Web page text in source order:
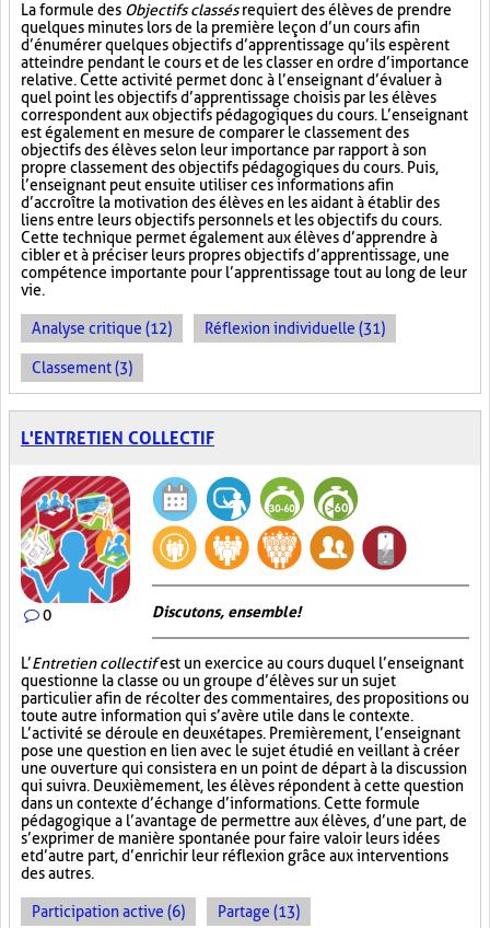
La formule des Objectifs classésrequiert des élèves de prendre
quelques minutes lors de la première leçon d’un cours afin
d’énumérer quelques objectifs d’apprentissage qu’ils espèrent
atteindre pendant le cours et de les classer en ordre d’importance
relative. Cette activité permet donc à l’enseignant d’évaluer à
quel point les objectifs d’apprentissage choisis par les élèves
correspondent aux objectifs pédagogiques du cours. L’enseignant
est également en mesure de comparer le classement des
objectifs des élèves selon leur importance par rapport à son
propre classement des objectifs pédagogiques du cours. Puis,
l’enseignant peut ensuite utiliser ces informations afin
d’accroître la motivation des élèves en les aidant à établir des
liens entre leurs objectifs personnels et les objectifs du cours.
Cette technique permet également aux élèves d’apprendre à
cibler et à préciser leurs propres objectifs d’apprentissage, une
compétence importante pour l’apprentissage tout au long de leur
vie.
Analyse critique (12) Réflexion individuelle (31)
Classement (3)
L'ENTRETIEN COLLECTIF
0 Discutons, ensemble!
L’Entretien collectifest un exercice au cours duquel l’enseignant
questionne la classe ou un groupe d’élèves sur un sujet
particulier afin de récolter des commentaires, des propositions ou
toute autre information qui s’avère utile dans le contexte.
L’activité se déroule en deux étapes. Premièrement, l’enseignant
pose une question en lien avec le sujet étudié en veillant à créer
une ouverture qui consistera en un point de départ à la discussion
qui suivra. Deuxièmement, les élèves répondent à cette question
dans un contexte d’échange d’informations. Cette formule
pédagogique a l’avantage de permettre aux élèves, d’une part, de
s’exprimer de manière spontanée pour faire valoir leurs idées
et d’autre part, d’enrichir leur réflexion grâce aux interventions
des autres.
Participation active (6) Partage (13)